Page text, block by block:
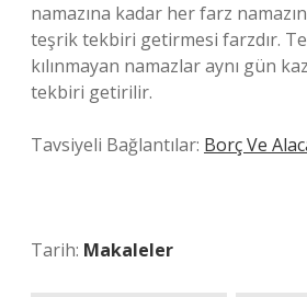
namazına kadar her farz
teşrik tekbiri getirmesi farzdır.
kılınmayan namazlar aynı gün
tekbiri getirilir.
Tavsiyeli Bağlantılar: Borç Ve
Tarih: Makaleler